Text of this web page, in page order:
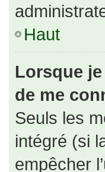
Haut
Lorsque
de me
Seuls les
intégré (si
empêcher